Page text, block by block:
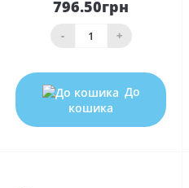
796.50грн
- +
До
кошика